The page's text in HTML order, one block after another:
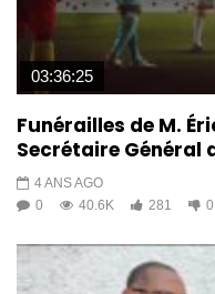
03:36:25
Funérailles de M.
Secrétaire Général
4 ANS AGO
0
40.6K 281 0